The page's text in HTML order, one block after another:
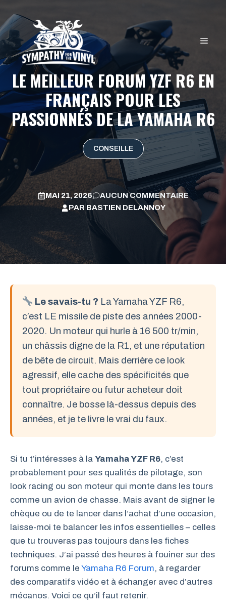
au
contenu
LE MEILLEUR FORUM YZF R6 EN
FRANÇAIS POUR LES
PASSIONNÉS DE LA YAMAHA R6
CONSEILLE
MAI 21, 2026
AUCUN COMMENTAIRE
PAR BASTIEN DELANNOY
Le savais-tu ? La Yamaha YZF R6,
c’est LE missile de piste des années 2000-
2020. Un moteur qui hurle à 16 500 tr/min,
un châssis digne de la R1, et une réputation
de bête de circuit. Mais derrière ce look
agressif, elle cache des spécificités que
tout propriétaire ou futur acheteur doit
connaître. Je bosse là-dessus depuis des
années, et je te livre le vrai du faux.
Si tu t’intéresses à la Yamaha YZF R6, c’est
probablement pour ses qualités de pilotage, son
look racing ou son moteur qui monte dans les tours
comme un avion de chasse. Mais avant de signer le
chèque ou de te lancer dans l’achat d’une occasion,
laisse-moi te balancer les infos essentielles – celles
que tu trouveras pas toujours dans les fiches
techniques. J’ai passé des heures à fouiner sur des
forums comme le Yamaha R6 Forum, à regarder
des comparatifs vidéo et à échanger avec d’autres
mécanos. Voici ce qu’il faut retenir.